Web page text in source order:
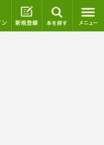
ログイン 新規登録